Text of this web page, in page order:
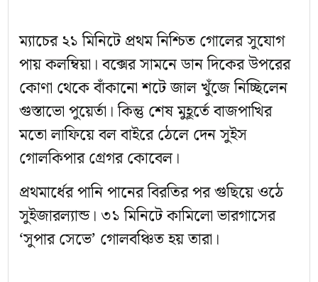
ম্যাচের ২১ মিনিটে প্রথম নিশ্চিত গোলের সুযোগ
পায় কলম্বিয়া। বক্সের সামনে ডান দিকের উপরের
কোণা থেকে বাঁকানো শটে জাল খুঁজে নিচ্ছিলেন
গুস্তাভো পুয়ের্তা। কিন্তু শেষ মুহূর্তে বাজপাখির
মতো লাফিয়ে বল বাইরে ঠেলে দেন সুইস
গোলকিপার গ্রেগর কোবেল।
প্রথমার্ধের পানি পানের বিরতির পর গুছিয়ে ওঠে
সুইজারল্যান্ড। ৩১ মিনিটে কামিলো ভারগাসের
‘সুপার সেভে’ গোলবঞ্চিত হয় তারা।